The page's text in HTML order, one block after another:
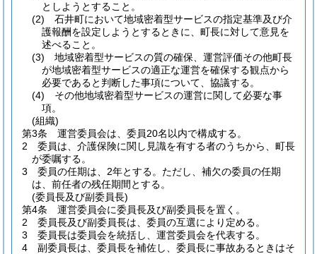
としようとすること。
(2)
石井町において地域密着型サービスの指定基準及び介
護報酬を設定しようとするときに、町長に対して意見を
述べること。
(3)
地域密着型サービスの質の確保、運営評価その他町長
が地域密着型サービスの適正な運営を確保する観点から
必要であると判断した事項について、協議する。
(4)
その他地域密着型サービスの運営に関して必要な事
項。
(組織)
第3条
運営委員会は、委員20名以内で構成する。
2
委員は、介護保険に関し見識を有する者のうちから、町長
が委嘱する。
3
委員の任期は、2年とする。 ただし、補欠の委員の任期
は、前任者の残任期間とする。
(委員長及び副委員長)
第4条
運営委員会に委員長及び副委員長を置く。
2
委員長及び副委員長は、委員の互選により定める。
3
委員長は委員会を統括し、運営委員会を代表する。
4
副委員長は、委員長を補佐し、委員長に事故あるときはそ